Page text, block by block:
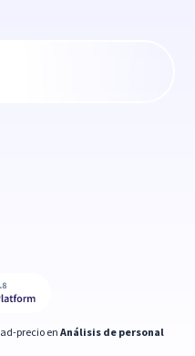
precio en Análisis de personal